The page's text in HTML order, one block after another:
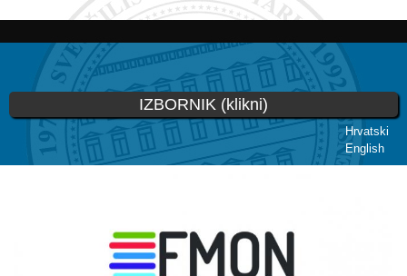
Skoči
glavni
sadržaj
Hrvatski
English
IZBORNIK (klikni)